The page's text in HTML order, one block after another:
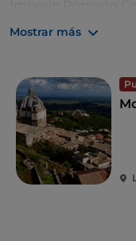
Defuk, miembro
vino, señalándolas
«Hay», en
Mostrar más